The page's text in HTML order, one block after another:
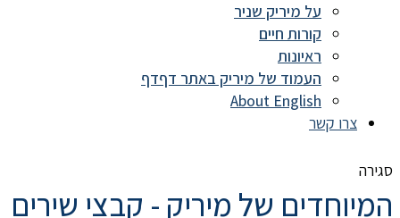
על מיריק שניר
קורות חיים
ראיונות
העמוד של מיריק באתר דףדף
About English
צרו קשר
סגירה
המיוחדים של מיריק - קבצי שירים